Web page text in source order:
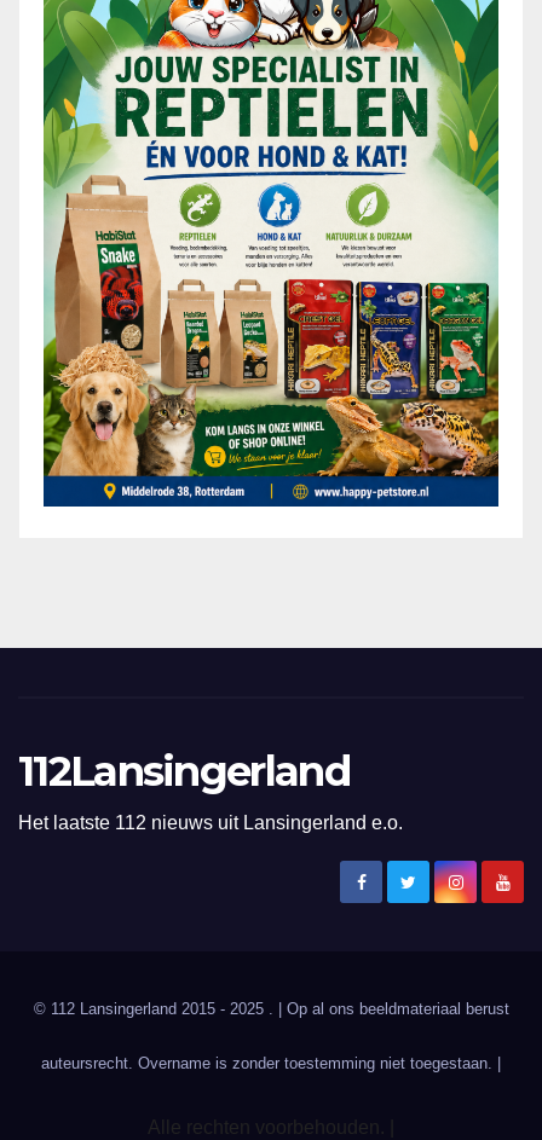
112Lansingerland
Het laatste 112 nieuws uit Lansingerland e.o.
© 112 Lansingerland 2015 - 2025 . | Op al ons beeldmateriaal berust
auteursrecht. Overname is zonder toestemming niet toegestaan. |
Alle rechten voorbehouden. |